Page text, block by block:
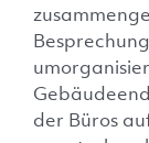
der Büros